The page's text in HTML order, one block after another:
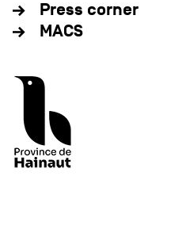
Press corner
MACS